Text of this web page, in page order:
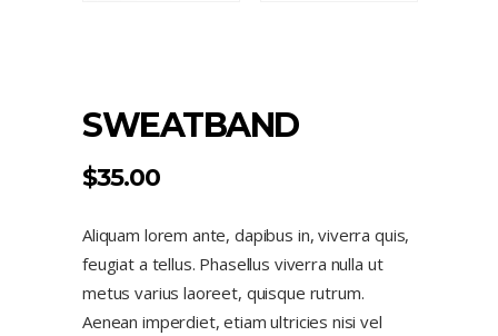
SWEATBAND
$35.00
Aliquam lorem ante, dapibus in, viverra quis,
feugiat a tellus. Phasellus viverra nulla ut
metus varius laoreet, quisque rutrum.
Aenean imperdiet, etiam ultricies nisi vel